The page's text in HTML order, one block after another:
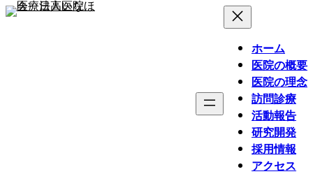
内
ホーム
医院の概要
医院の理念
訪問診療
活動報告
研究開発
採用情報
アクセス